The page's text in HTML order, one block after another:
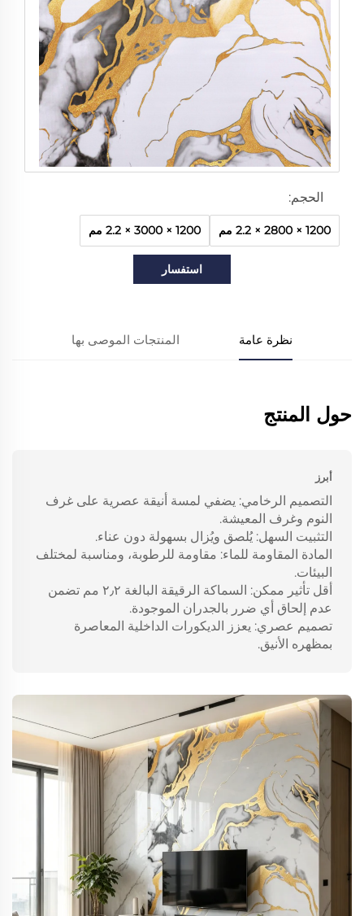
الحجم:
1200 × 2800 × 2.2 مم 1200 × 3000 × 2.2 مم
استفسار
نظرة عامة المنتجات الموصى بها
حول المنتج
أبرز
التصميم الرخامي: يضفي لمسة أنيقة عصرية على غرف
النوم وغرف المعيشة.
التثبيت السهل: يُلصق ويُزال بسهولة دون عناء.
المادة المقاومة للماء: مقاومة للرطوبة، ومناسبة لمختلف
البيئات.
أقل تأثير ممكن: السماكة الرقيقة البالغة ٢٫٢ مم تضمن
عدم إلحاق أي ضرر بالجدران الموجودة.
تصميم عصري: يعزز الديكورات الداخلية المعاصرة
بمظهره الأنيق.